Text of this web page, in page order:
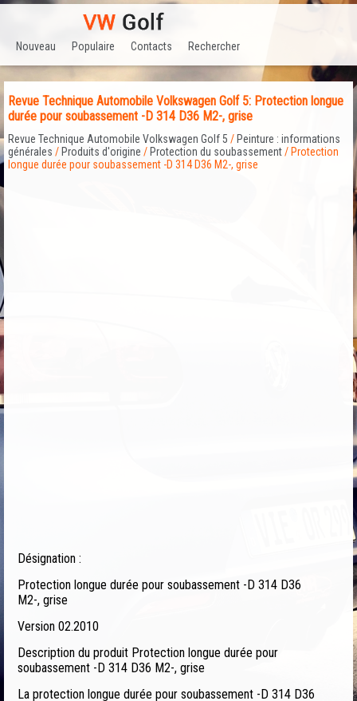
Nouveau Populaire Contacts Rechercher
Revue Technique Automobile Volkswagen Golf 5: Protection longue
durée pour soubassement -D 314 D36 M2-, grise
Revue Technique Automobile Volkswagen Golf 5 / Peinture : informations
générales / Produits d'origine / Protection du soubassement/ Protection
longue durée pour soubassement -D 314 D36 M2-, grise
Désignation :
Protection longue durée pour soubassement -D 314 D36
M2-, grise
Version 02.2010
Description du produit Protection longue durée pour
soubassement -D 314 D36 M2-, grise
La protection longue durée pour soubassement -D 314 D36